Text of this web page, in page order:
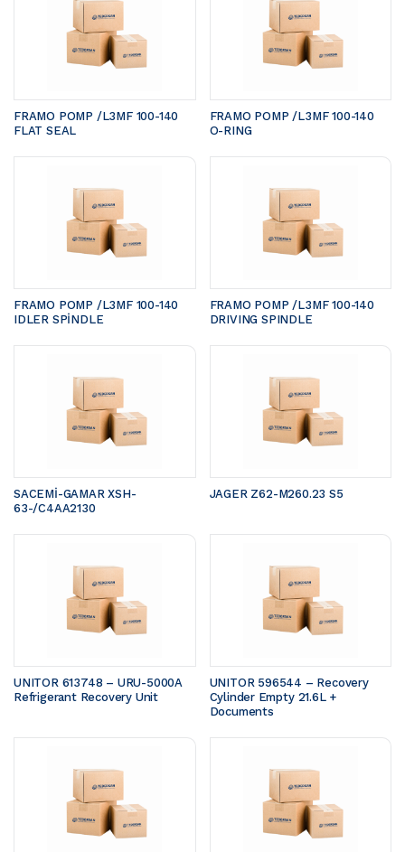
FRAMO POMP /L3MF 100-140
FLAT SEAL
FRAMO POMP /L3MF 100-140
O-RING
FRAMO POMP /L3MF 100-140
IDLER SPİNDLE
FRAMO POMP /L3MF 100-140
DRIVING SPINDLE
SACEMİ-GAMAR XSH-
63-/C4AA2130
JAGER Z62-M260.23 S5
UNITOR 613748 – URU-5000A
Refrigerant Recovery Unit
UNITOR 596544 – Recovery
Cylinder Empty 21.6L +
Documents